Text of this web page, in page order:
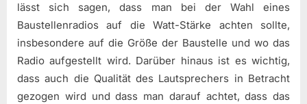
lässt sich sagen, dass man bei der Wahl eines
Baustellenradios auf die Watt-Stärke achten sollte,
insbesondere auf die Größe der Baustelle und wo das
Radio aufgestellt wird. Darüber hinaus ist es wichtig,
dass auch die Qualität des Lautsprechers in Betracht
gezogen wird und dass man darauf achtet, dass das